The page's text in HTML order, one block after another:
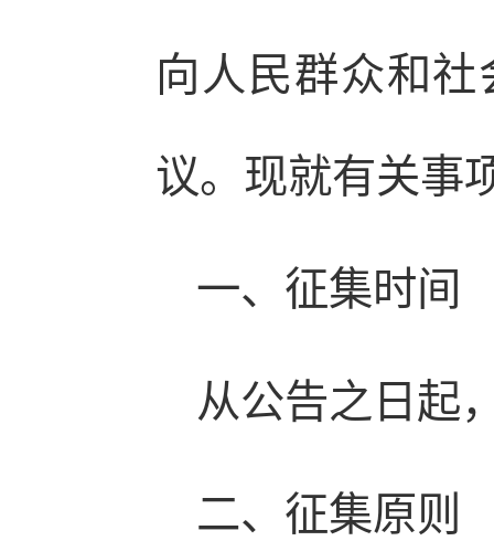
向人民群众和
议。现就有关事
一、征集时间
从公告之日起
二、征集原则